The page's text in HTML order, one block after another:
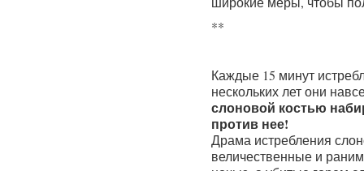
**
Каждые 15 минут
нескольких лет они
слоновой костью
против нее!
Драма истребления
величественные и